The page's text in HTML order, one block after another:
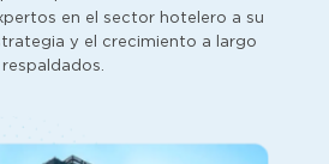
en el sector hotelero a su
y el crecimiento a largo